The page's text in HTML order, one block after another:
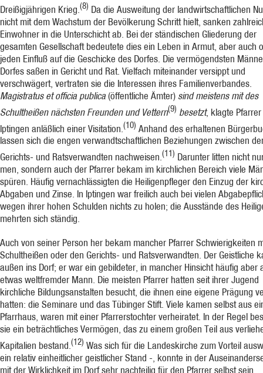
Dreißigjährigen Krieg. (8) Da die Ausweitung der landwirt­schaftlichen
nicht mit dem Wachstum der Bevölkerung Schritt hielt, sanken
Einwohner in die Unterschicht ab. Bei der stän­dischen Gliederung der
gesamten Ge­sellschaft bedeutete dies ein Leben in Armut, aber auch
jeden Einfluß auf die Geschicke des Dorfes. Die vermögendsten
Dorfes saßen in Gericht und Rat. Vielfach mit­einander versippt und
verschwägert, vertraten sie die Interessen ihres Familienverbandes.
Magistratus et officia publica (öffentliche Ämter) sind meistens mit des
Schultheißen nächsten Freunden und Vettern(9) besetzt, klagte Pfarrer
Iptingen anläß­lich einer Visitation. (10) Anhand des erhaltenen
lassen sich die engen verwandtschaftlichen Beziehungen zwischen
Gerichts- und Ratsverwandten nachweisen.(11) Darunter litten nicht
men, son­dern auch der Pfarrer bekam im kirchlichen Bereich viele
spüren. Häufig vernach­lässigten die Heiligenpfleger den Einzug der
Abgaben und Zinse. In Iptingen war freilich auch bei vielen
wegen ihrer hohen Schulden nichts zu holen; die Ausstände des
mehrten sich ständig.
Auch von seiner Person her bekam mancher Pfarrer Schwierigkeiten
Schultheißen oder den Gerichts- und Ratsverwandten. Der Geistliche
außen ins Dorf; er war ein gebildeter, in man­cher Hinsicht häufig aber
etwas weltfremder Mann. Die meisten Pfar­rer hatten seit ihrer Jugend
kirchliche Bildungsanstalten besucht, die ihnen eine eigene Prä­gung
hatten: die Seminare und das Tübinger Stift. Viele kamen selbst aus
Pfarrhaus, waren mit einer Pfarrerstochter verheiratet. In der Regel
sie ein beträchtli­ches Vermögen, das zu einem großen Teil aus
Kapitalien bestand. (12) Was sich für die Landeskirche zum Vor­teil
ein relativ einheitlicher geistlicher Stand -, konnte in der
mit der Wirklichkeit im Dorf sehr nachteilig für den Pfarrer selbst sein.